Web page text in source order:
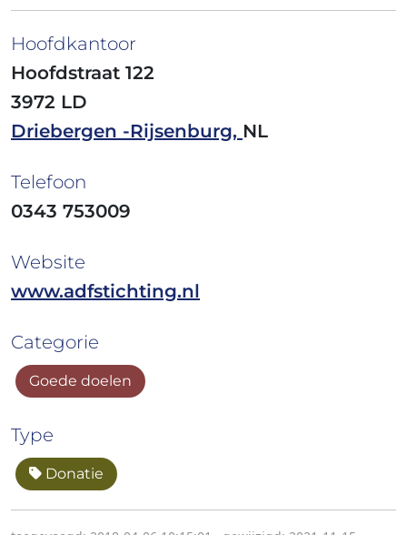
Hoofdkantoor
Hoofdstraat 122
3972 LD
Driebergen -Rijsenburg, NL
Telefoon
0343 753009
Website
www.adfstichting.nl
Categorie
Goede doelen
Type
Donatie